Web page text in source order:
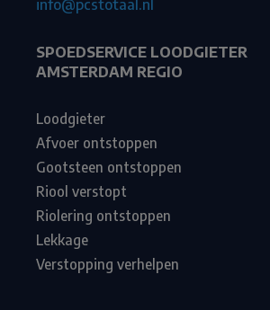
info@pcstotaal.nl
SPOEDSERVICE LOODGIETER
AMSTERDAM REGIO
Loodgieter
Afvoer ontstoppen
Gootsteen ontstoppen
Riool verstopt
Riolering ontstoppen
Lekkage
Verstopping verhelpen